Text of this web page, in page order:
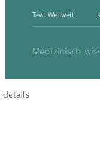
Teva Weltweit
Medizinisch-
details